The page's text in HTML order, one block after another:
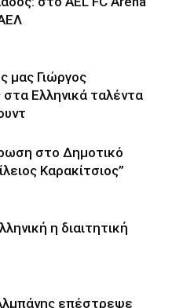
μας Γιώργος
Ελληνικά ταλέντα
στο Δημοτικό
Καρακίτσιος”
η διαιτητική
επέστρεψε